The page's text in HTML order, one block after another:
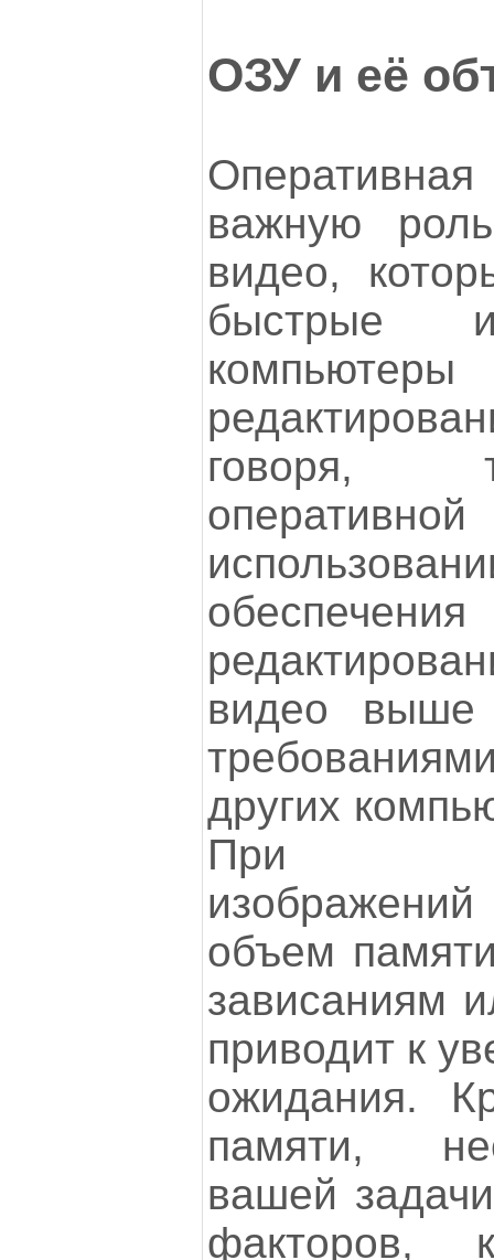
ОЗУ и её
важную
видео,
быстрые
говоря,
видео
других
При
объем
зависаниям
приводит к
ожидания.
памяти,
вашей
факторов,